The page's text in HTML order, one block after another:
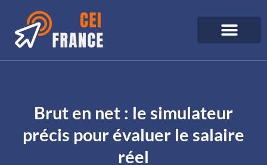
Brut en net : le simulateur
précis pour évaluer le salaire
réel